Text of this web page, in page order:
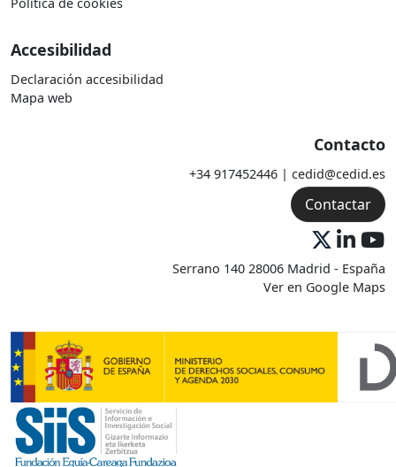
Accesibilidad
Declaración accesibilidad
Mapa web
Contacto
+34 917452446 | cedid@cedid.es
Contactar
Serrano 140 28006 Madrid - España
Ver en Google Maps